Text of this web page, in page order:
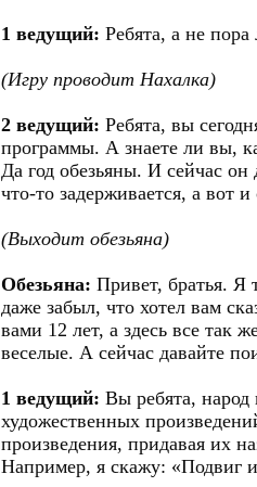
1 ведущий: Ребята, а не
(Игру проводит Нахалка)
2 ведущий: Ребята, вы
программы. А знаете ли вы,
Да год обезьяны. И сейчас
что-то задерживается, а вот и
(Выходит обезьяна)
Обезьяна: Привет, братья. Я
даже забыл, что хотел вам
вами 12 лет, а здесь все так
веселые. А сейчас давайте
1 ведущий: Вы ребята,
художественных
произведения, придавая их
Например, я скажу: «Подвиг